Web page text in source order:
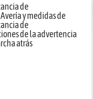
de
y medidas de
de
de la advertencia
atrás